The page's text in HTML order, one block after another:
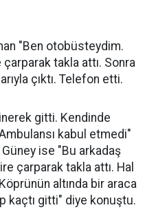
"Ben otobüsteydim.
takla attı. Sonra
çıktı. Telefon etti.
gitti. Kendinde
kabul etmedi"
ise "Bu arkadaş
çarparak takla attı. Hal
altında bir araca
kaçtı gitti" diye konuştu.